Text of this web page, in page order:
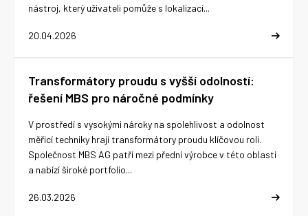
20.04.2026
nástroj, který uživateli pomůže s lokalizací...
Transformátory proudu s vyšší odolností:
řešení MBS pro náročné podmínky
26.03.2026
V prostředí s vysokými nároky na spolehlivost a odolnost
měřicí techniky hrají transformátory proudu klíčovou roli.
Společnost MBS AG patří mezi přední výrobce v této oblasti
a nabízí široké portfolio...